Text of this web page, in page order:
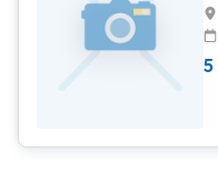
5